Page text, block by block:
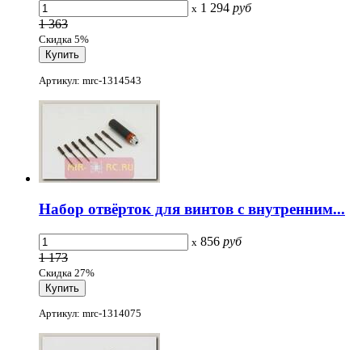
x 1 294 руб
1 363
Скидка 5%
Артикул: mrc-1314543
Набор отвёрток для винтов с внутренним...
x 856 руб
1 173
Скидка 27%
Артикул: mrc-1314075